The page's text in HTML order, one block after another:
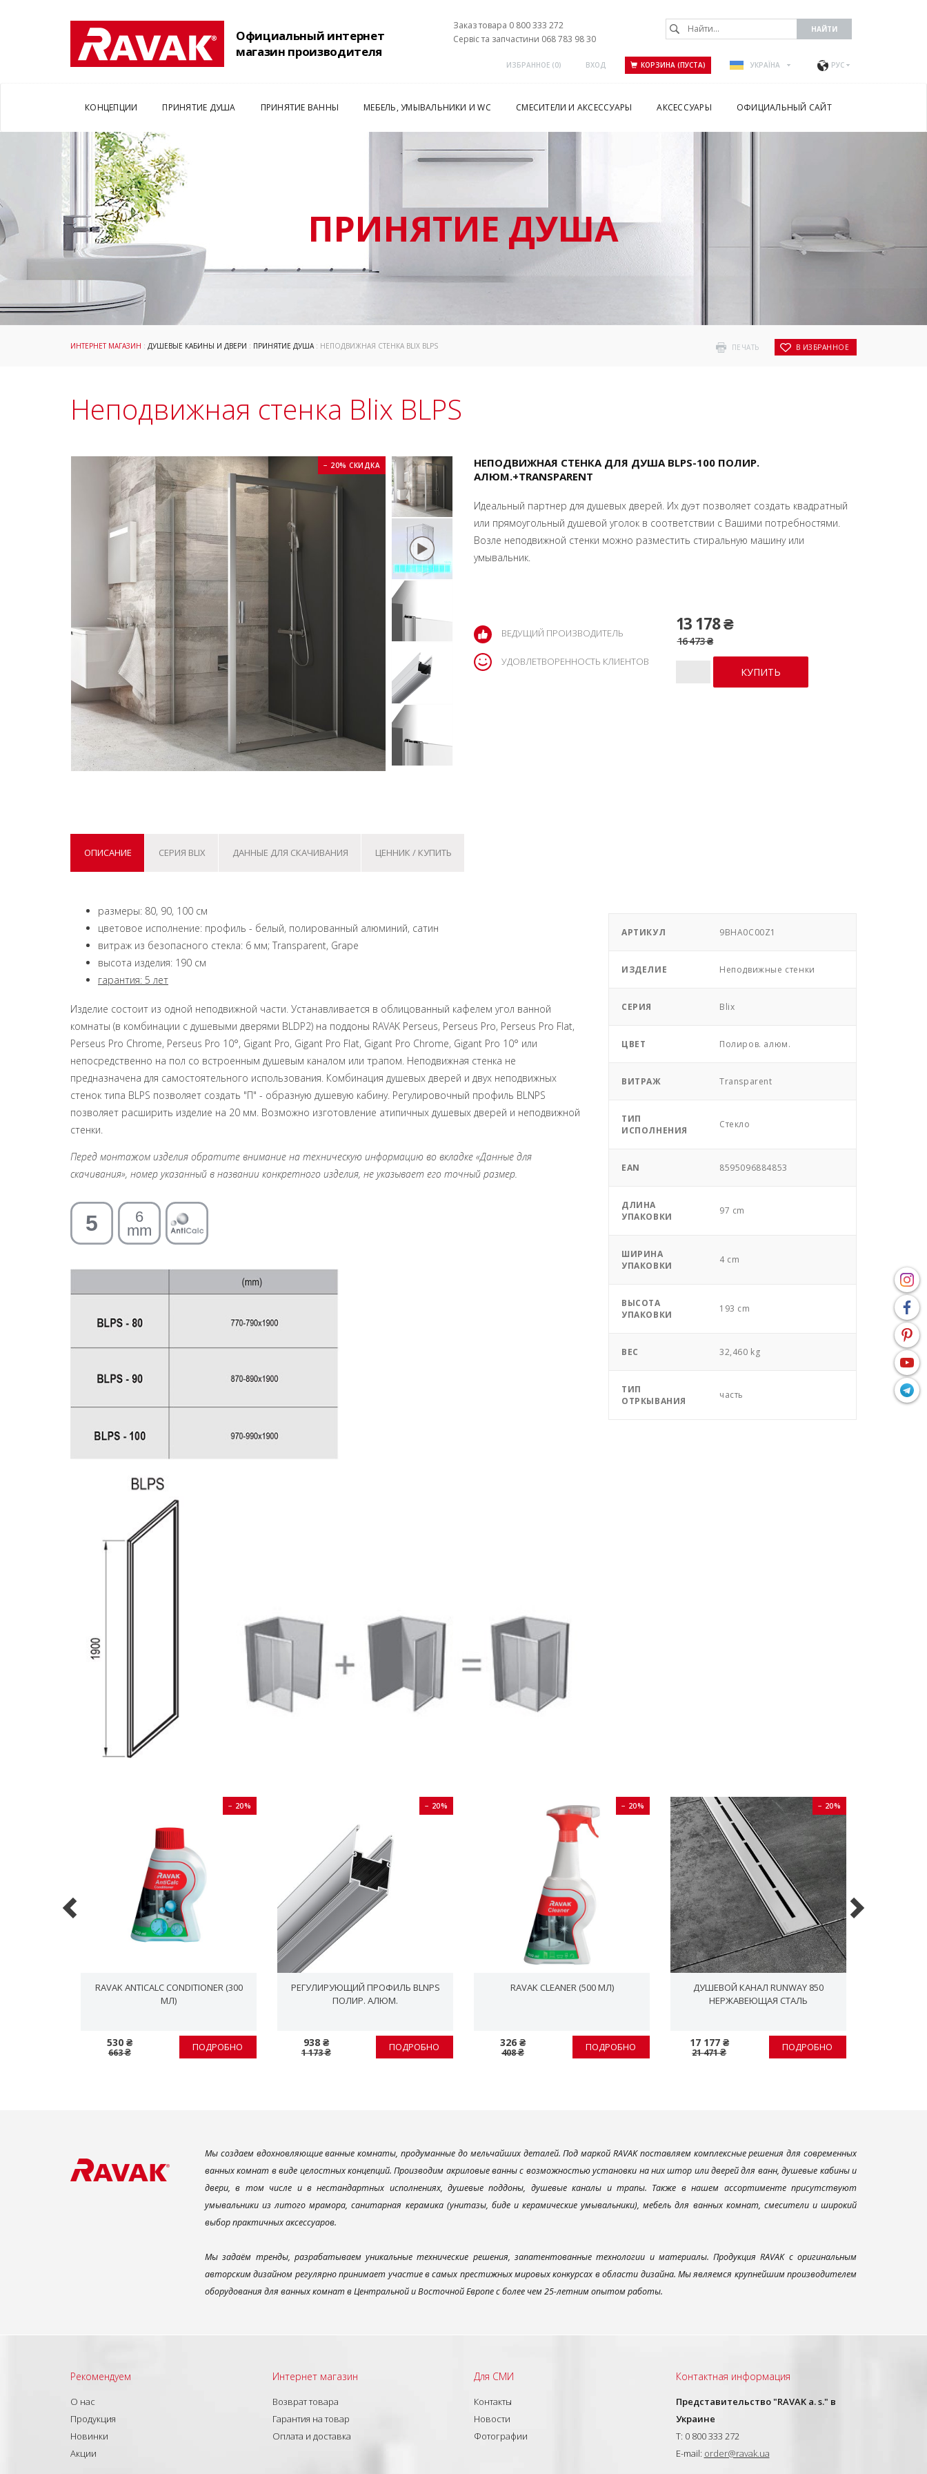
Официальный интернет
магазин производителя
Заказ товара 0 800 333 272
Сервіс та запчастини 068 783 98 30
ИЗБРАННОЕ (0) ВХОД КОРЗИНА (ПУСТА) УКРАЇНА РУС
КОНЦЕПЦИИ ПРИНЯТИЕ ДУША ПРИНЯТИЕ ВАННЫ МЕБЕЛЬ, УМЫВАЛЬНИКИ И WC СМЕСИТЕЛИ И АКСЕССУАРЫ АКСЕССУАРЫ ОФИЦИАЛЬНЫЙ САЙТ
ПРИНЯТИЕ ДУША
ПЕЧАТЬ В ИЗБРАННОЕ
ИНТЕРНЕТ МАГАЗИН : ДУШЕВЫЕ КАБИНЫ И ДВЕРИ : ПРИНЯТИЕ ДУША: НЕПОДВИЖНАЯ СТЕНКА BLIX BLPS
Неподвижная стенка Blix BLPS
− 20% СКИДКА
НЕПОДВИЖНАЯ СТЕНКА ДЛЯ ДУША BLPS-100 ПОЛИР.
АЛЮМ.+TRANSPARENT
Идеальный партнер для душевых дверей. Их дуэт позволяет создать квадратный
или прямоугольный душевой уголок в соответствии с Вашими потребностями.
Возле неподвижной стенки можно разместить стиральную машину или
умывальник.
13 178 ₴
16 473 ₴
ВЕДУЩИЙ ПРОИЗВОДИТЕЛЬ
УДОВЛЕТВОРЕННОСТЬ КЛИЕНТОВ
ОПИСАНИЕ СЕРИЯ BLIX ДАННЫЕ ДЛЯ СКАЧИВАНИЯ ЦЕННИК / КУПИТЬ
размеры: 80, 90, 100 см
цветовое исполнение: профиль - белый, полированный алюминий, сатин
витраж из безопасного стекла: 6 мм; Transparent, Grape
высота изделия: 190 см
гарантия: 5 лет
Изделие состоит из одной неподвижной части. Устанавливается в облицованный кафелем угол ванной
комнаты (в комбинации с душевыми дверями BLDP2) на поддоны RAVAK Perseus, Perseus Pro, Perseus Pro Flat,
Perseus Pro Chrome, Perseus Pro 10°, Gigant Pro, Gigant Pro Flat, Gigant Pro Chrome, Gigant Pro 10° или
непосредственно на пол со встроенным душевым каналом или трапом. Неподвижная стенка не
предназначена для самостоятельного использования. Комбинация душевых дверей и двух неподвижных
стенок типа BLPS позволяет создать "П" - образную душевую кабину. Регулировочный профиль BLNPS
позволяет расширить изделие на 20 мм. Возможно изготовление атипичных душевых дверей и неподвижной
стенки.
Перед монтажом изделия обратите внимание на техническую информацию во вкладке «Данные для
скачивания», номер указанный в названии конкретного изделия, не указывает его точный размер.
АРТИКУЛ 9BHA0C00Z1
ИЗДЕЛИЕ Неподвижные стенки
СЕРИЯ Blix
ЦВЕТ Полиров. алюм.
ВИТРАЖ Transparent
ТИП
ИСПОЛНЕНИЯ
Стекло
EAN 8595096884853
ДЛИНА
УПАКОВКИ
97 cm
ШИРИНА
УПАКОВКИ
4 cm
ВЫСОТА
УПАКОВКИ
193 cm
ВЕС 32,460 kg
ТИП
ОТРКЫВАНИЯ
часть
− 20%
RAVAK ANTICALC CONDITIONER (300
МЛ)
530 ₴
663 ₴ ПОДРОБНО
− 20%
РЕГУЛИРУЮЩИЙ ПРОФИЛЬ BLNPS
ПОЛИР. АЛЮМ.
938 ₴
1 173 ₴ ПОДРОБНО
− 20%
RAVAK CLEANER (500 МЛ)
326 ₴
408 ₴ ПОДРОБНО
− 20%
ДУШЕВОЙ КАНАЛ RUNWAY 850
НЕРЖАВЕЮЩАЯ СТАЛЬ
17 177 ₴
21 471 ₴ ПОДРОБНО
Мы создаем вдохновляющие ванные комнаты, продуманные до мельчайших деталей. Под маркой RAVAK поставляем комплексные решения для современных
ванных комнат в виде целостных концепций. Производим акриловые ванны с возможностью установки на них штор или дверей для ванн, душевые кабины и
двери, в том числе и в нестандартных исполнениях, душевые поддоны, душевые каналы и трапы. Также в нашем ассортименте присутствуют
умывальники из литого мрамора, санитарная керамика (унитазы, биде и керамические умывальники), мебель для ванных комнат, смесители и широкий
выбор практичных аксессуаров.
Мы задаём тренды, разрабатываем уникальные технические решения, запатентованные технологии и материалы. Продукция RAVAK с оригинальным
авторским дизайном регулярно принимает участие в самых престижных мировых конкурсах в области дизайна. Мы являемся крупнейшим производителем
оборудования для ванных комнат в Центральной и Восточной Европе с более чем 25-летним опытом работы.
Рекомендуем
О нас
Продукция
Новинки
Акции
Интернет магазин
Возврат товара
Гарантия на товар
Оплата и доставка
Для СМИ
Контакты
Новости
Фотографии
Контактная информация
Представительство "RAVAK a. s." в
Украине
T: 0 800 333 272
E-mail: order@ravak.ua